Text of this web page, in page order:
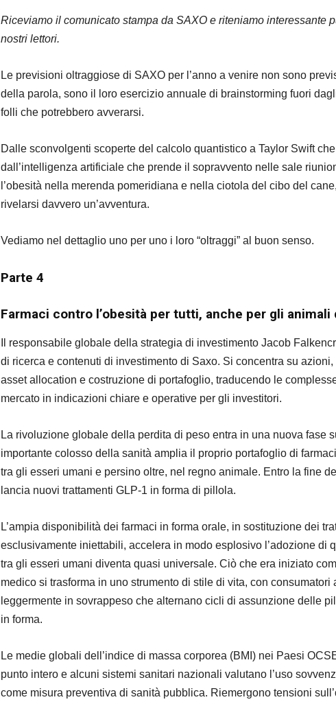
Riceviamo il comunicato stampa da SAXO e riteniamo interessante
nostri lettori.
Le previsioni oltraggiose di SAXO per l’anno a venire non sono
della parola, sono il loro esercizio annuale di brainstorming fuori
folli che potrebbero avverarsi.
Dalle sconvolgenti scoperte del calcolo quantistico a Taylor Swift
dall’intelligenza artificiale che prende il sopravvento nelle sale
l’obesità nella merenda pomeridiana e nella ciotola del cibo del
rivelarsi davvero un’avventura.
Vediamo nel dettaglio uno per uno i loro “oltraggi” al buon senso.
Parte 4
Farmaci contro l’obesità per tutti, anche per gli
Il responsabile globale della strategia di investimento Jacob
di ricerca e contenuti di investimento di Saxo. Si concentra su
asset allocation e costruzione di portafoglio, traducendo le
mercato in indicazioni chiare e operative per gli investitori.
La rivoluzione globale della perdita di peso entra in una nuova fase
importante colosso della sanità amplia il proprio portafoglio di
tra gli esseri umani e persino oltre, nel regno animale. Entro la fine
lancia nuovi trattamenti GLP-1 in forma di pillola.
L’ampia disponibilità dei farmaci in forma orale, in sostituzione dei
esclusivamente iniettabili, accelera in modo esplosivo l’adozione di
tra gli esseri umani diventa quasi universale. Ciò che era iniziato
medico si trasforma in uno strumento di stile di vita, con consumatori
leggermente in sovrappeso che alternano cicli di assunzione delle
in forma.
Le medie globali dell’indice di massa corporea (BMI) nei Paesi
punto intero e alcuni sistemi sanitari nazionali valutano l’uso
come misura preventiva di sanità pubblica. Riemergono tensioni